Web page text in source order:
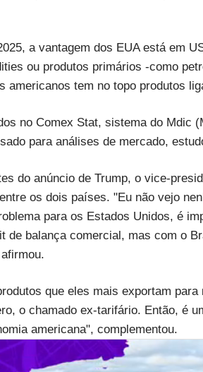
a vantagem dos EUA está em
ou produtos primários -como
americanos tem no topo produtos
no Comex Stat, sistema do Mdic
para análises de mercado,
do anúncio de Trump, o vice-
os dois países. "Eu não vejo
para os Estados Unidos, é
de balança comercial, mas com o
que eles mais exportam
o chamado ex-tarifário. Então, é
americana", complementou.